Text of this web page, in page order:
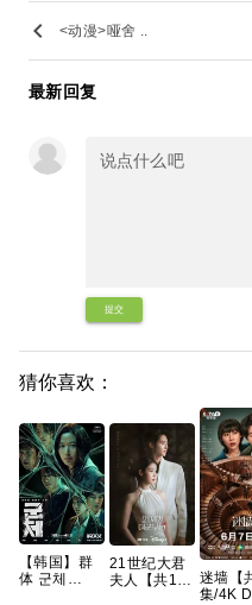
keyboard_arrow_left <动漫>哑舍 ..
最新回复
提交
猜你喜欢：
【韩国】群
体 군체
21世纪大君
夫人【共12
迷墙【
集/4K